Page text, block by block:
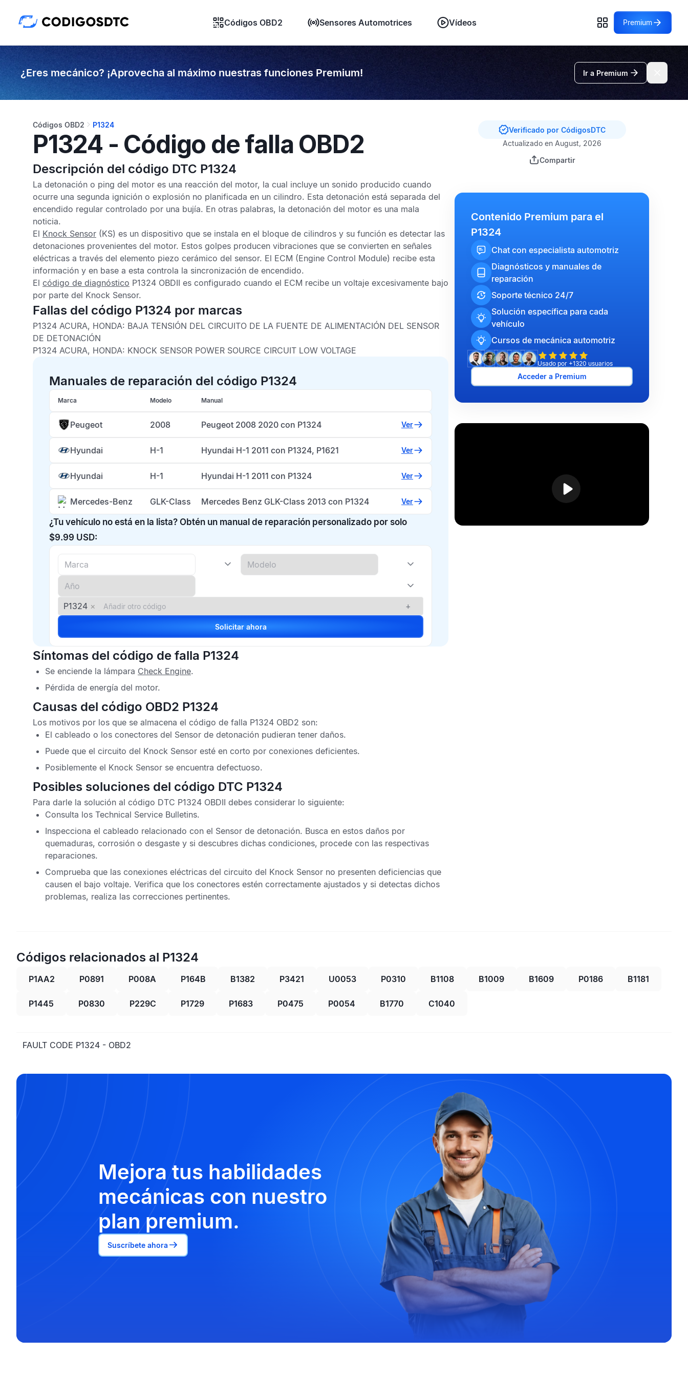
Códigos OBD2 Sensores Automotrices Vídeos Premium
¿Eres mecánico? ¡Aprovecha al máximo nuestras funciones Premium! Ir a Premium
Códigos OBD2 P1324
P1324 - Código de falla OBD2
Descripción del código DTC P1324
La detonación o ping del motor es una reacción del motor, la cual incluye un sonido producido cuando
ocurre una segunda ignición o explosión no planificada en un cilindro. Esta detonación está separada del
encendido regular controlado por una bujía. En otras palabras, la detonación del motor es una mala
noticia.
El Knock Sensor (KS) es un dispositivo que se instala en el bloque de cilindros y su función es detectar las
detonaciones provenientes del motor. Estos golpes producen vibraciones que se convierten en señales
eléctricas a través del elemento piezo cerámico del sensor. El ECM (Engine Control Module) recibe esta
información y en base a esta controla la sincronización de encendido.
El código de diagnóstico P1324 OBDII es configurado cuando el ECM recibe un voltaje excesivamente bajo
por parte del Knock Sensor.
Fallas del código P1324 por marcas
P1324 ACURA, HONDA: BAJA TENSIÓN DEL CIRCUITO DE LA FUENTE DE ALIMENTACIÓN DEL SENSOR
DE DETONACIÓN
P1324 ACURA, HONDA: KNOCK SENSOR POWER SOURCE CIRCUIT LOW VOLTAGE
Manuales de reparación del código P1324
Marca Modelo Manual
Peugeot 2008 Peugeot 2008 2020 con P1324 Ver
Hyundai H-1 Hyundai H-1 2011 con P1324, P1621 Ver
Hyundai H-1 Hyundai H-1 2011 con P1324 Ver
Mercedes-Benz GLK-Class Mercedes Benz GLK-Class 2013 con P1324 Ver
¿Tu vehículo no está en la lista? Obtén un manual de reparación personalizado por solo
$9.99 USD:
P1324 × +
Solicitar ahora
Síntomas del código de falla P1324
Se enciende la lámpara Check Engine.
Pérdida de energía del motor.
Causas del código OBD2 P1324
Los motivos por los que se almacena el código de falla P1324 OBD2 son:
El cableado o los conectores del Sensor de detonación pudieran tener daños.
Puede que el circuito del Knock Sensor esté en corto por conexiones deficientes.
Posiblemente el Knock Sensor se encuentra defectuoso.
Posibles soluciones del código DTC P1324
Para darle la solución al código DTC P1324 OBDII debes considerar lo siguiente:
Consulta los Technical Service Bulletins.
Inspecciona el cableado relacionado con el Sensor de detonación. Busca en estos daños por
quemaduras, corrosión o desgaste y si descubres dichas condiciones, procede con las respectivas
reparaciones.
Comprueba que las conexiones eléctricas del circuito del Knock Sensor no presenten deficiencias que
causen el bajo voltaje. Verifica que los conectores estén correctamente ajustados y si detectas dichos
problemas, realiza las correcciones pertinentes.
Verificado por CódigosDTC
Actualizado en August, 2026
Compartir
Contenido Premium para el
P1324
Chat con especialista automotriz
Diagnósticos y manuales de
reparación
Soporte técnico 24/7
Solución específica para cada
vehículo
Cursos de mecánica automotriz
Usado por +1320 usuarios
Acceder a Premium
Códigos relacionados al P1324
P1AA2 P0891 P008A P164B B1382 P3421 U0053 P0310 B1108 B1009 B1609 P0186 B1181
P1445 P0830 P229C P1729 P1683 P0475 P0054 B1770 C1040
FAULT CODE P1324 - OBD2
Mejora tus habilidades
mecánicas con nuestro
plan premium.
Suscríbete ahora